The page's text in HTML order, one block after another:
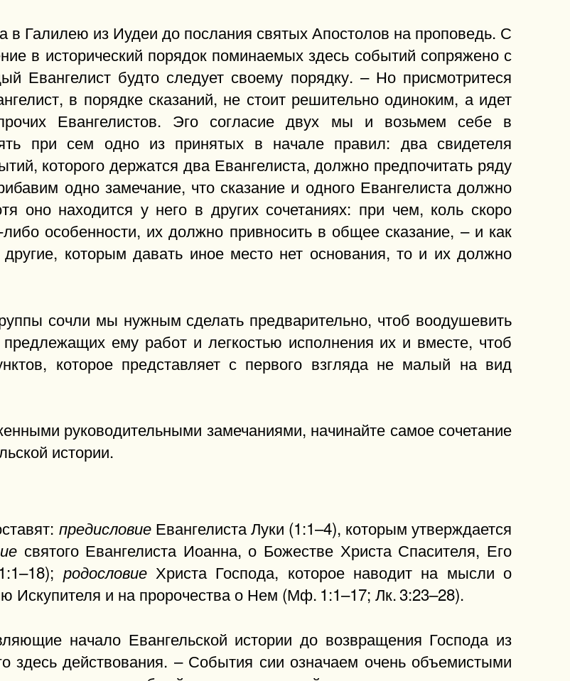
в Галилею из Иудеи до послания святых Апостолов на проповедь. С
в исторический порядок поминаемых здесь событий сопряжено с
Евангелист будто следует своему порядку. – Но присмотритеся
в порядке сказаний, не стоит решительно одиноким, а идет
Евангелистов. Эго согласие двух мы и возьмем себе в
при сем одно из принятых в начале правил: два свидетеля
которого держатся два Евангелиста, должно предпочитать ряду
одно замечание, что сказание и одного Евангелиста должно
оно находится у него в других сочетаниях: при чем, коль скоро
особенности, их должно привносить в общее сказание, – и как
которым давать иное место нет основания, то и их должно
сочли мы нужным сделать предварительно, чтоб воодушевить
ему работ и легкостью исполнения их и вместе, чтоб
которое представляет с первого взгляда не малый на вид
руководительными замечаниями, начинайте самое сочетание
истории.
предисловиеЕвангелиста Луки (1:1–4), которым утверждается
святого Евангелиста Иоанна, о Божестве Христа Спасителя, Его
родословиеХриста Господа, которое наводит на мысли о
Искупителя и на пророчества о Нем (Мф. 1:1–17; Лк. 3:23–28).
начало Евангельской истории до возвращения Господа из
здесь действования. – События сии означаем очень объемистыми